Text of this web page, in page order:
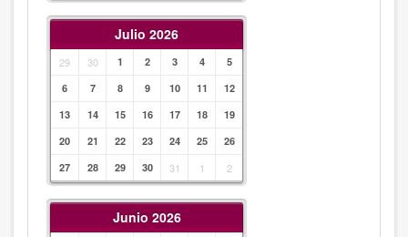
Julio 2026
29 30 1 2 3 4
5
6
7 8 9 10 11
12
13
14 15 16 17 18
19
20
21 22 23 24 25
26
27
28 29 30 31 1 2
Junio 2026